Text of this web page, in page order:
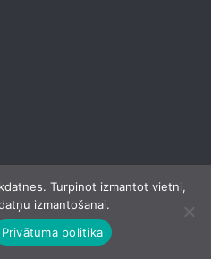
Turpinot izmantot vietni,
izmantošanai.
Privātuma politika